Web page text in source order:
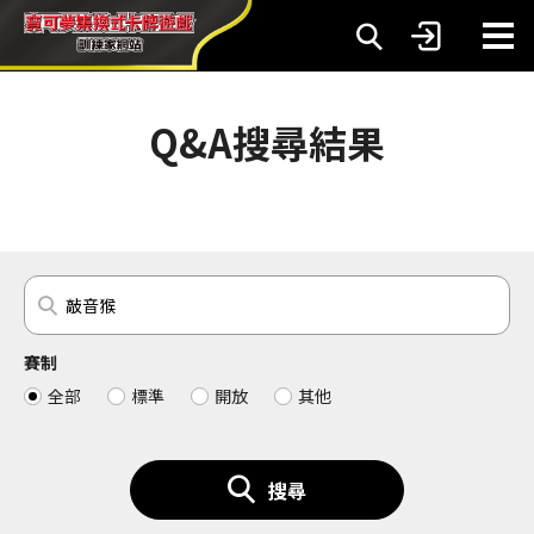
Q&A搜尋結果
賽制
全部
標準 開放 其他
搜尋